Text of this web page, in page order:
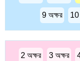
9 অক্ষর 10
2 অক্ষর 3 অক্ষর